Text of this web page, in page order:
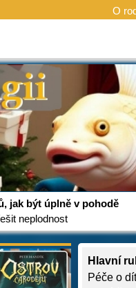
O
jak být úplně v pohodě
neplodnost
Hlavní
Péče o